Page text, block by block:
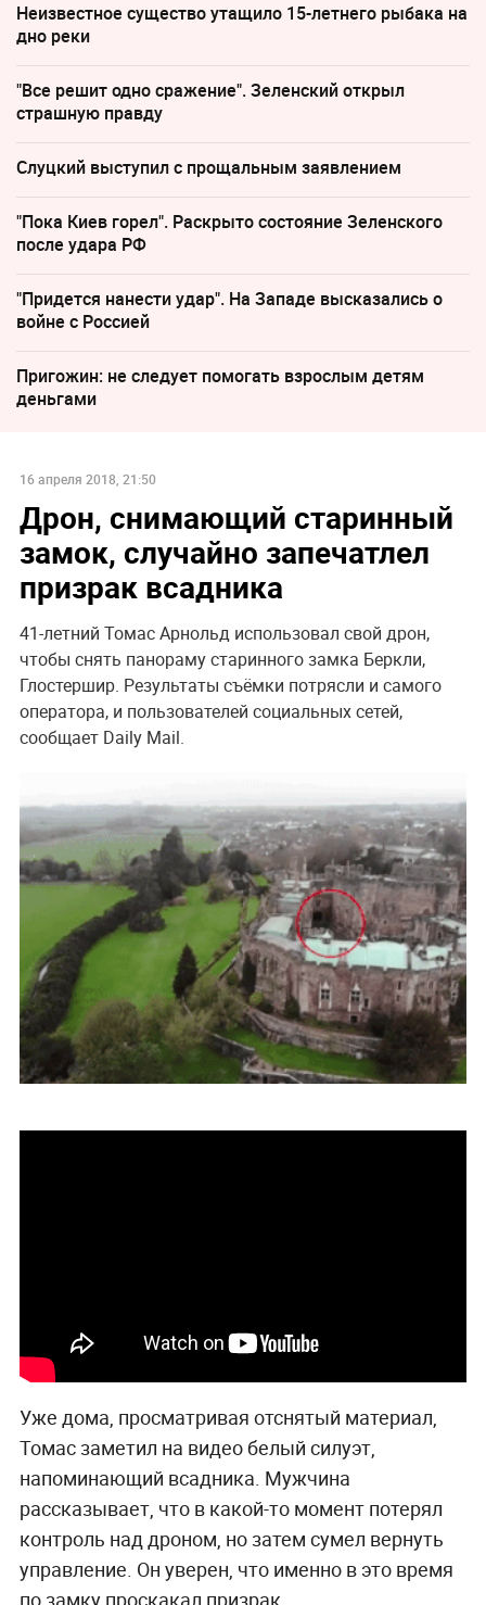
Неизвестное существо утащило 15-летнего рыбака на
дно реки
"Все решит одно сражение". Зеленский открыл
страшную правду
Слуцкий выступил с прощальным заявлением
"Пока Киев горел". Раскрыто состояние Зеленского
после удара РФ
"Придется нанести удар". На Западе высказались о
войне с Россией
Пригожин: не следует помогать взрослым детям
деньгами
16 апреля 2018, 21:50
Дрон, снимающий старинный
замок, случайно запечатлел
призрак всадника
41-летний Томас Арнольд использовал свой дрон,
чтобы снять панораму старинного замка Беркли,
Глостершир. Результаты съёмки потрясли и самого
оператора, и пользователей социальных сетей,
сообщает Daily Mail.
Уже дома, просматривая отснятый материал,
Томас заметил на видео белый силуэт,
напоминающий всадника. Мужчина
рассказывает, что в какой-то момент потерял
контроль над дроном, но затем сумел вернуть
управление. Он уверен, что именно в это время
по замку проскакал призрак.